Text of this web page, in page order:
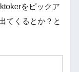
をピックア
てくるとか？と